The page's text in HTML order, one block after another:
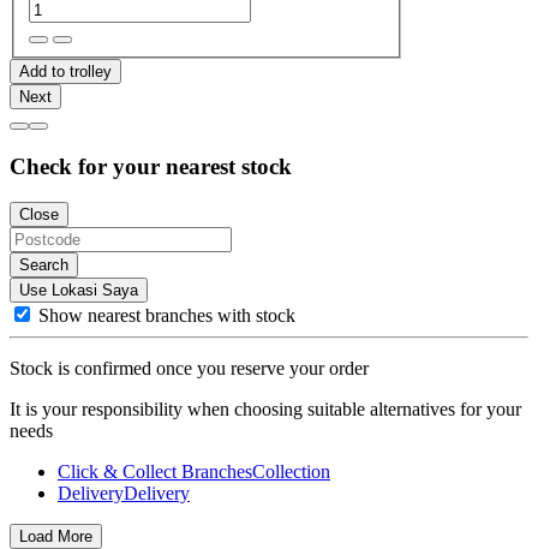
Add to trolley
Next
Check for your nearest stock
Close
Search
Use Lokasi Saya
Show nearest branches with stock
Stock is confirmed once you reserve your order
It is your responsibility when choosing suitable alternatives for your
needs
Click & Collect BranchesCollection
DeliveryDelivery
Load More